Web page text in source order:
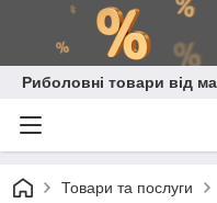
Риболовні товари від
Товари та послуги